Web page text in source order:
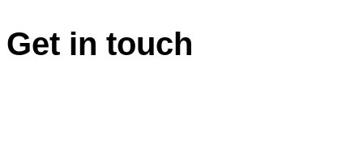
Get in touch